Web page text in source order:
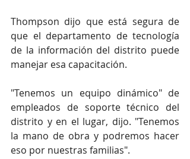
Thompson dijo que está segura de
que el departamento de tecnología
de la información del distrito puede
manejar esa capacitación.
"Tenemos un equipo dinámico" de
empleados de soporte técnico del
distrito y en el lugar, dijo. "Tenemos
la mano de obra y podremos hacer
eso por nuestras familias".